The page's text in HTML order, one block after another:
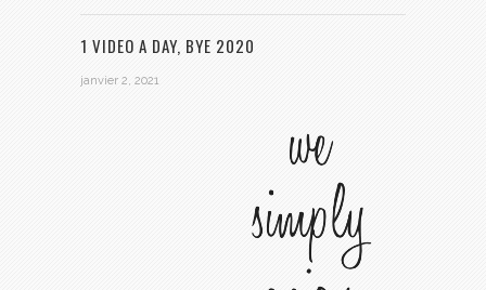
1 VIDEO A DAY, BYE 2020
janvier 2, 2021